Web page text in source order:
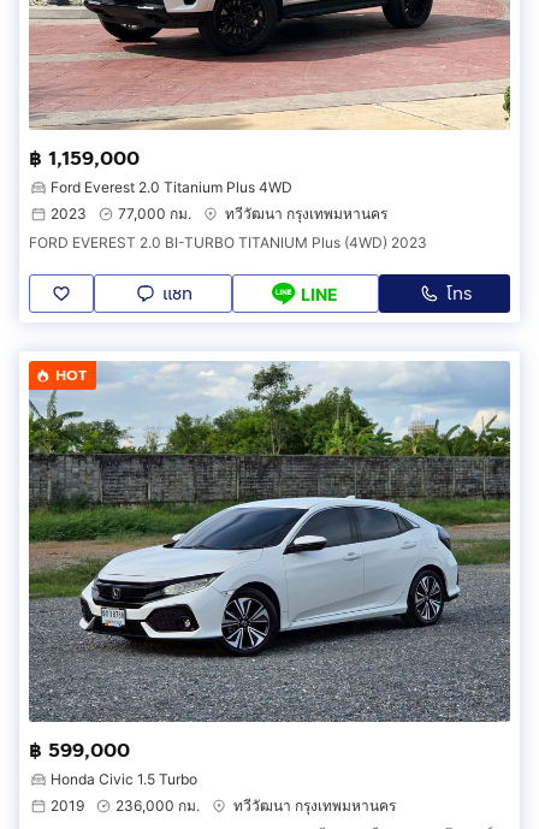
฿ 1,159,000
Ford Everest 2.0 Titanium Plus 4WD
2023
77,000 กม.
ทวีวัฒนา กรุงเทพมหานคร
FORD EVEREST 2.0 BI-TURBO TITANIUM Plus (4WD) 2023
แชท LINE โทร
HOT
฿ 599,000
Honda Civic 1.5 Turbo
2019
236,000 กม.
ทวีวัฒนา กรุงเทพมหานคร